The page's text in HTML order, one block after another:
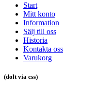
Start
Mitt konto
Information
Sälj till oss
Historia
Kontakta oss
Varukorg
(dolt via css)